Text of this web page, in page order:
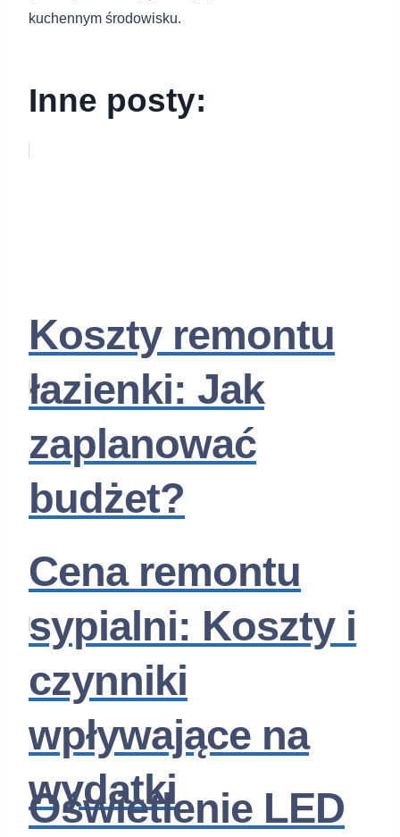
kuchennym środowisku.
Inne posty:
Koszty remontu
łazienki: Jak
zaplanować
budżet?
Cena remontu
sypialni: Koszty i
czynniki
wpływające na
wydatki
Oświetlenie LED